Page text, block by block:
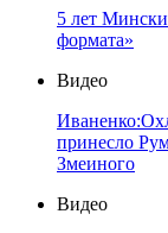
5 лет
формата»
Видео
принесло
Змеиного
Видео